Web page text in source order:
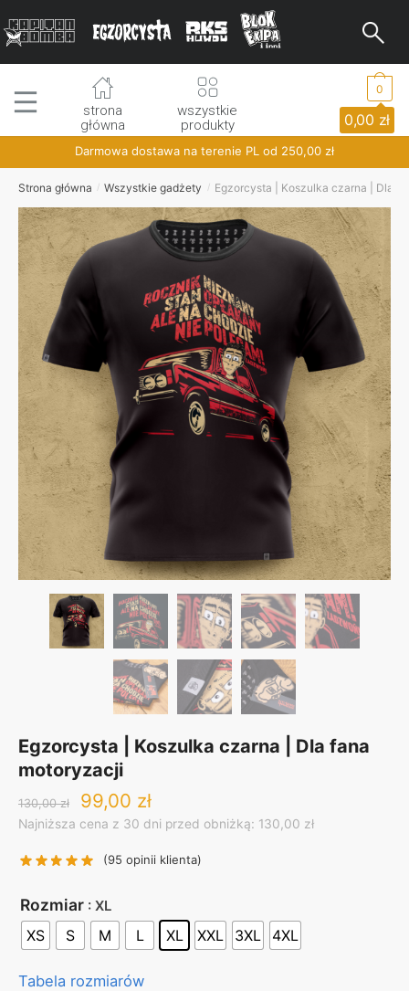
to
to
strona
główna
wszystkie
produkty
0,00 zł
0
Darmowa dostawa na terenie PL od 250,00 zł
Strona główna / Wszystkie gadżety / Egzorcysta | Koszulka czarna | Dla
Egzorcysta | Koszulka czarna | Dla fana
motoryzacji
130,00zł
Original
price
130,00 zł.
99,00 złCurrent
price
99,00 zł.
Najniższa cena z 30 dni przed obniżką: 130,00 zł
(95 opinii klienta)
Rozmiar : XL
XS S M L XL XXL 3XL 4XL
Tabela rozmiarów